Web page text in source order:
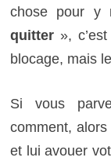
chose pour y
quitter», c’est
blocage, mais
Si vous
comment,
et lui avouer